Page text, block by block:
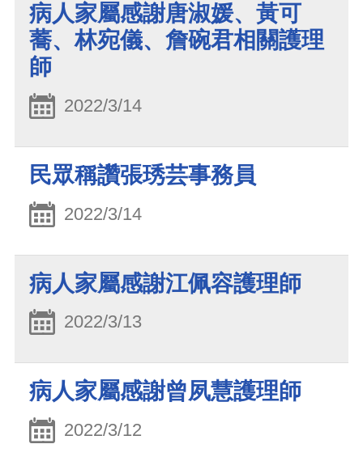
病人家屬感謝唐淑媛、黃可
蕎、林宛儀、詹碗君相關護理
師
2022/3/14
民眾稱讚張琇芸事務員
2022/3/14
病人家屬感謝江佩容護理師
2022/3/13
病人家屬感謝曾夙慧護理師
2022/3/12